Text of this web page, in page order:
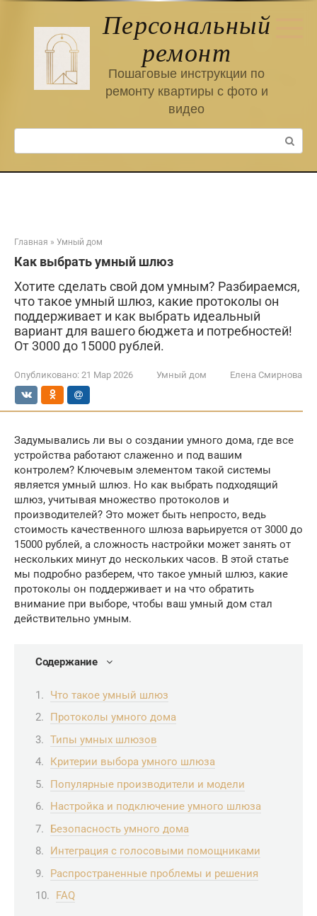
Персональный
ремонт
Пошаговые инструкции по
ремонту квартиры с фото и
видео
Поиск:
Главная » Умный дом
Как выбрать умный шлюз
Хотите сделать свой дом умным? Разбираемся,
что такое умный шлюз, какие протоколы он
поддерживает и как выбрать идеальный
вариант для вашего бюджета и потребностей!
От 3000 до 15000 рублей.
Опубликовано: 21 Мар 2026 Умный дом Елена Смирнова
Задумывались ли вы о создании умного дома, где все
устройства работают слаженно и под вашим
контролем? Ключевым элементом такой системы
является умный шлюз. Но как выбрать подходящий
шлюз, учитывая множество протоколов и
производителей? Это может быть непросто, ведь
стоимость качественного шлюза варьируется от 3000 до
15000 рублей, а сложность настройки может занять от
нескольких минут до нескольких часов. В этой статье
мы подробно разберем, что такое умный шлюз, какие
протоколы он поддерживает и на что обратить
внимание при выборе, чтобы ваш умный дом стал
действительно умным.
Содержание
Что такое умный шлюз
Протоколы умного дома
Типы умных шлюзов
Критерии выбора умного шлюза
Популярные производители и модели
Настройка и подключение умного шлюза
Безопасность умного дома
Интеграция с голосовыми помощниками
Распространенные проблемы и решения
FAQ